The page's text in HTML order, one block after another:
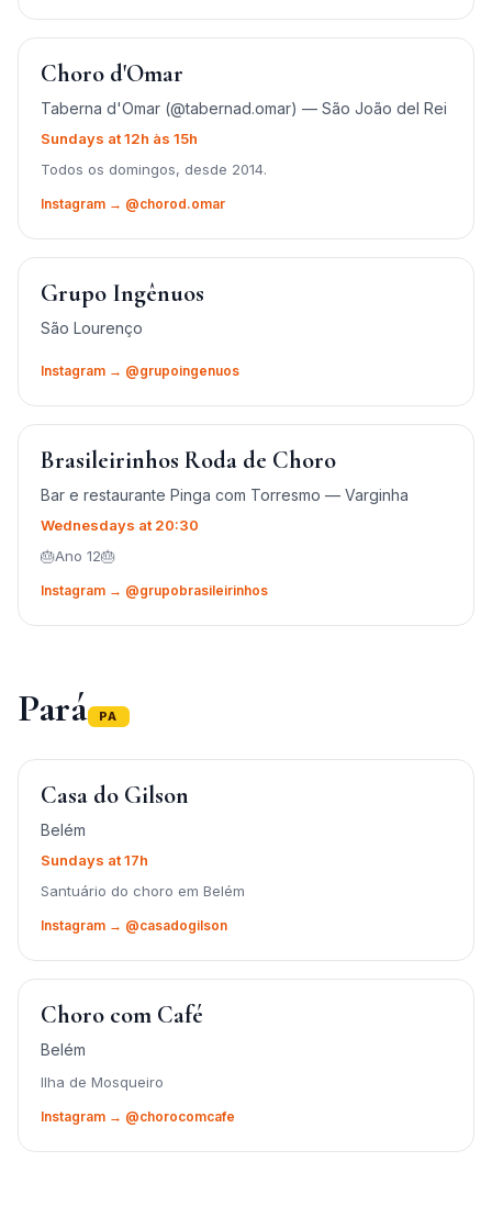
Choro d'Omar
Taberna d'Omar (@tabernad.omar) — São João del Rei
Sundays at 12h às 15h
Todos os domingos, desde 2014.
Instagram → @chorod.omar
Grupo Ingênuos
São Lourenço
Instagram → @grupoingenuos
Brasileirinhos Roda de Choro
Bar e restaurante Pinga com Torresmo — Varginha
Wednesdays at 20:30
🎂Ano 12🎂
Instagram → @grupobrasileirinhos
Pará PA
Casa do Gilson
Belém
Sundays at 17h
Santuário do choro em Belém
Instagram → @casadogilson
Choro com Café
Belém
Ilha de Mosqueiro
Instagram → @chorocomcafe